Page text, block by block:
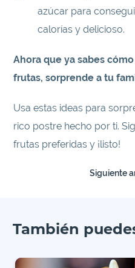
azúcar para
calorías y delicioso.
Ahora que ya sabes
frutas, sorprende a tu
Usa estas ideas para
rico postre hecho por ti.
frutas preferidas y ¡listo!
Siguiente
También